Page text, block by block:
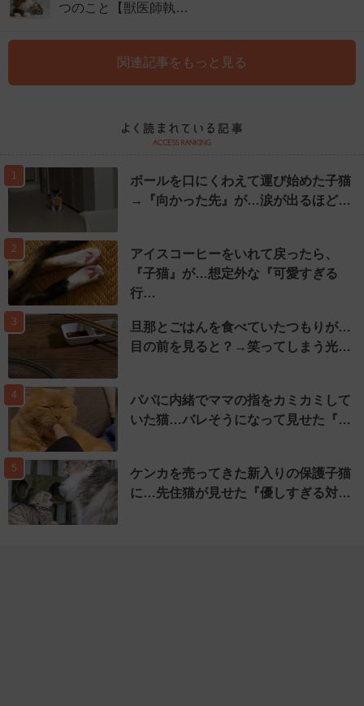
つのこと【獣医師執…
関連記事をもっと見る
1
ボールを口にくわえて運び始めた子猫
→『向かった先』が…涙が出るほど…
2
アイスコーヒーをいれて戻ったら、
『子猫』が…想定外な『可愛すぎる
行…
3
旦那とごはんを食べていたつもりが…
目の前を見ると？→笑ってしまう光…
4
パパに内緒でママの指をカミカミして
いた猫…バレそうになって見せた『…
5
ケンカを売ってきた新入りの保護子猫
に…先住猫が見せた『優しすぎる対…